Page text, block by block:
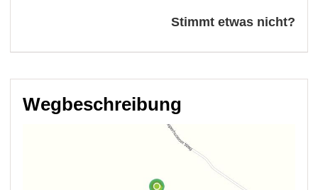
Stimmt etwas nicht?
Wegbeschreibung